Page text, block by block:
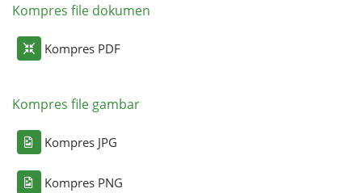
Kompres file dokumen
Kompres PDF
Kompres file gambar
Kompres JPG
Kompres PNG